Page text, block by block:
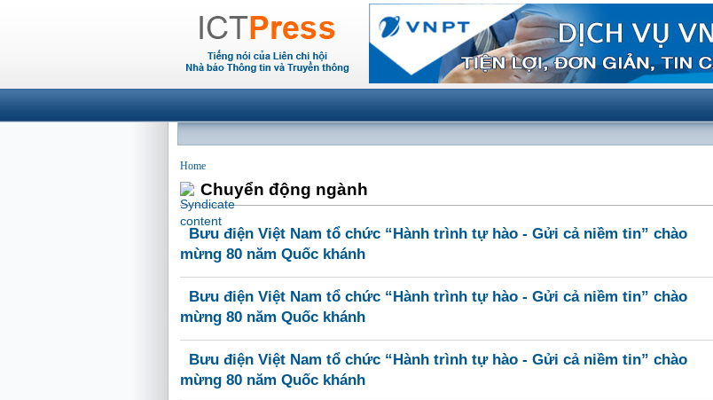
Home
Chuyển động ngành
Bưu điện Việt Nam tổ chức “Hành trình tự hào - Gửi cả niềm tin” chào
mừng 80 năm Quốc khánh
Bưu điện Việt Nam tổ chức “Hành trình tự hào - Gửi cả niềm tin” chào
mừng 80 năm Quốc khánh
Bưu điện Việt Nam tổ chức “Hành trình tự hào - Gửi cả niềm tin” chào
mừng 80 năm Quốc khánh